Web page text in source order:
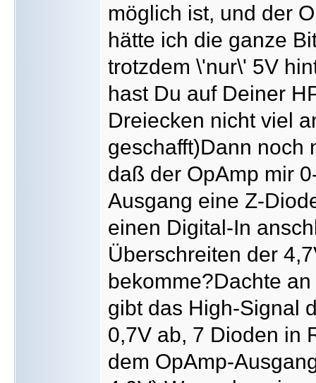
möglich ist, und der
hätte ich die ganze
trotzdem \'nur\' 5V
hast Du auf Deiner
Dreiecken nicht viel
geschafft)Dann noch
daß der OpAmp mir
Ausgang eine Z-
einen Digital-In
Überschreiten der
bekomme?Dachte
gibt das High-Signal
0,7V ab, 7 Dioden in
dem OpAmp-